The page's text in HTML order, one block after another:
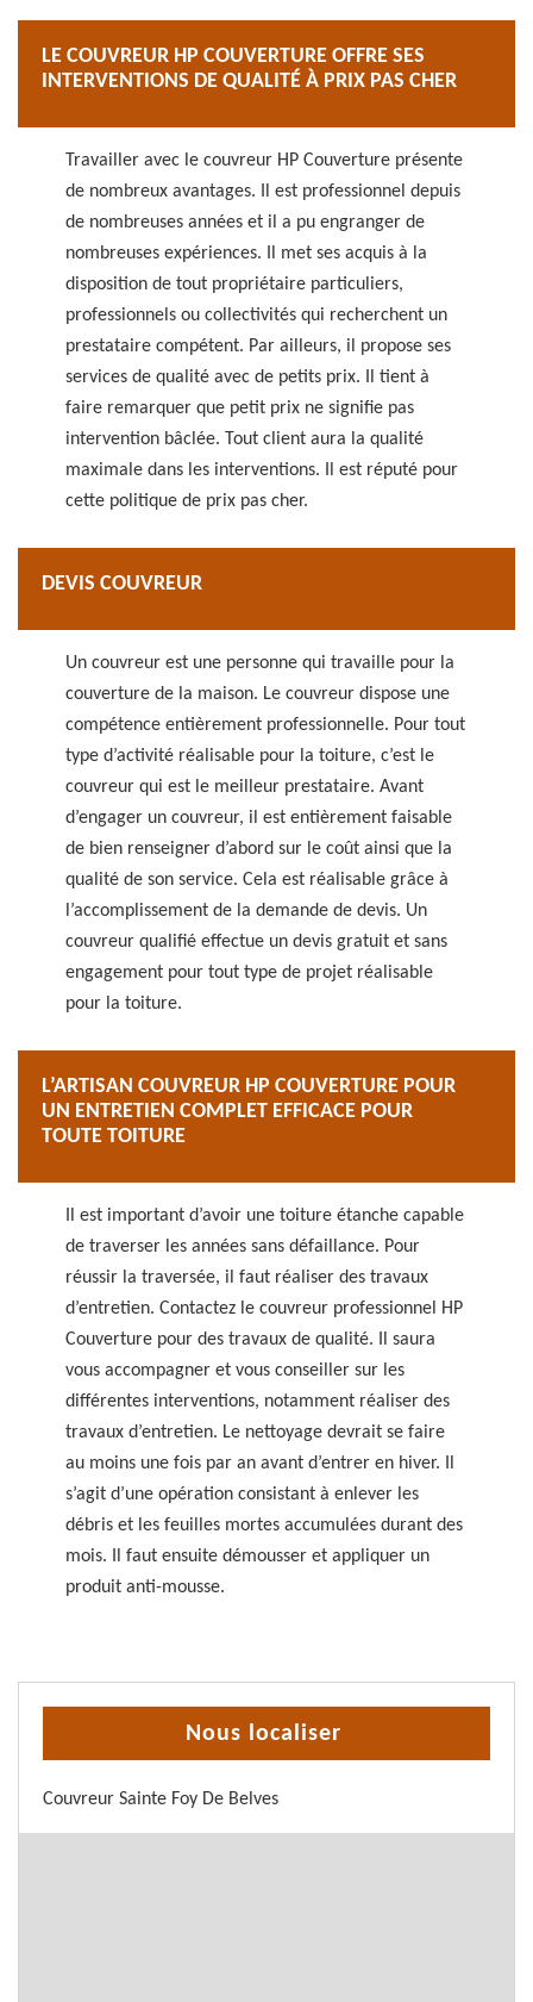
LE COUVREUR HP COUVERTURE OFFRE SES
INTERVENTIONS DE QUALITÉ À PRIX PAS CHER
Travailler avec le couvreur HP Couverture présente
de nombreux avantages. Il est professionnel depuis
de nombreuses années et il a pu engranger de
nombreuses expériences. Il met ses acquis à la
disposition de tout propriétaire particuliers,
professionnels ou collectivités qui recherchent un
prestataire compétent. Par ailleurs, il propose ses
services de qualité avec de petits prix. Il tient à
faire remarquer que petit prix ne signifie pas
intervention bâclée. Tout client aura la qualité
maximale dans les interventions. Il est réputé pour
cette politique de prix pas cher.
DEVIS COUVREUR
Un couvreur est une personne qui travaille pour la
couverture de la maison. Le couvreur dispose une
compétence entièrement professionnelle. Pour tout
type d’activité réalisable pour la toiture, c’est le
couvreur qui est le meilleur prestataire. Avant
d’engager un couvreur, il est entièrement faisable
de bien renseigner d’abord sur le coût ainsi que la
qualité de son service. Cela est réalisable grâce à
l’accomplissement de la demande de devis. Un
couvreur qualifié effectue un devis gratuit et sans
engagement pour tout type de projet réalisable
pour la toiture.
L’ARTISAN COUVREUR HP COUVERTURE POUR
UN ENTRETIEN COMPLET EFFICACE POUR
TOUTE TOITURE
Il est important d’avoir une toiture étanche capable
de traverser les années sans défaillance. Pour
réussir la traversée, il faut réaliser des travaux
d’entretien. Contactez le couvreur professionnel HP
Couverture pour des travaux de qualité. Il saura
vous accompagner et vous conseiller sur les
différentes interventions, notamment réaliser des
travaux d’entretien. Le nettoyage devrait se faire
au moins une fois par an avant d’entrer en hiver. Il
s’agit d’une opération consistant à enlever les
débris et les feuilles mortes accumulées durant des
mois. Il faut ensuite démousser et appliquer un
produit anti-mousse.
Nous localiser
Couvreur Sainte Foy De Belves